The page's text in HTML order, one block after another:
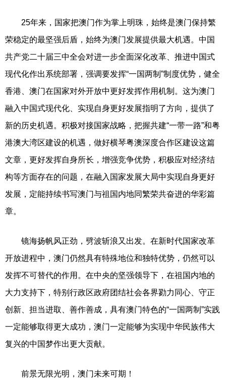
25年来，国家把澳门作为掌上明珠，始终是澳门保持繁
荣稳定的最坚强后盾，始终为澳门发展提供最大机遇。中国
共产党二十届三中全会对进一步全面深化改革、推进中国式
现代化作出系统部署，强调要发挥“一国两制”制度优势，健全
香港、澳门在国家对外开放中更好发挥作用机制。这为澳门
融入中国式现代化、实现自身更好发展指明了方向，提供了
新的历史机遇。积极对接国家战略，把握共建“一带一路”和粤
港澳大湾区建设的机遇，做好横琴粤澳深度合作区建设这篇
文章，更好发挥自身所长，增强竞争优势，积极应对经济结
构等方面存在的问题，在融入国家发展大局中实现自身更好
发展，定能持续书写澳门与祖国内地同繁荣共奋进的华彩篇
章。
镜海扬帆风正劲，劈波斩浪又出发。在新时代国家改革
开放进程中，澳门仍然具有特殊地位和独特优势，仍然可以
发挥不可替代的作用。在中央的坚强领导下，在祖国内地的
大力支持下，特别行政区政府团结社会各界勠力同心、守正
创新、担当进取、善作善成，具有澳门特色的“一国两制”实践
一定能够取得更大成功，澳门一定能够为实现中华民族伟大
复兴的中国梦作出更大贡献。
前景无限光明，澳门未来可期！